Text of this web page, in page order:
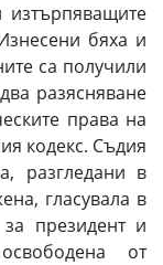
бяха и
са получили
разясняване
права на
кодекс. Съдия
разгледани в
гласувала в
президент и
от